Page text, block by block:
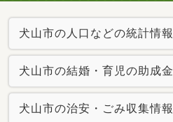
犬山市の人口などの統計情報
犬山市の結婚・育児の助成金
犬山市の治安・ごみ収集情報